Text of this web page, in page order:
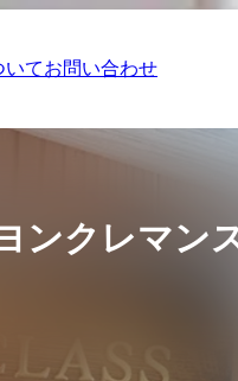
いてお問い合わせ
ンクレマン